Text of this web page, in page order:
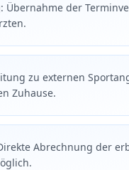
Übernahme der
zu externen
Zuhause.
Abrechnung der